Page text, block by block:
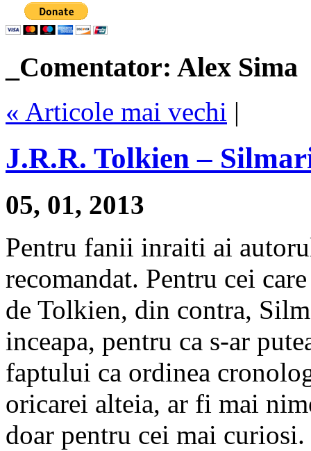
_Comentator: Alex Sima
« Articole mai vechi |
J.R.R. Tolkien –
05, 01, 2013
Pentru fanii inraiti ai
recomandat. Pentru cei
de Tolkien, din contra,
inceapa, pentru ca s-ar
faptului ca ordinea
oricarei alteia, ar fi mai
doar pentru cei mai curiosi.